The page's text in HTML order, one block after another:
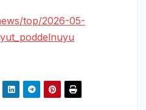
top/2026-05-